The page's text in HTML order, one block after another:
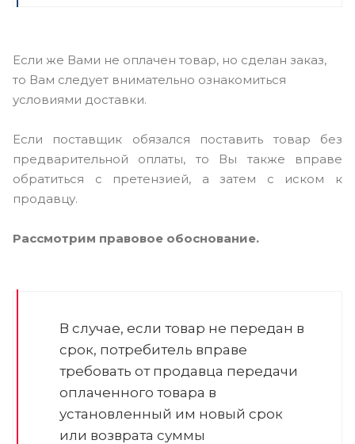
Если же Вами не оплачен товар, но сделан заказ,
то Вам следует внимательно ознакомиться
условиями доставки.
Если поставщик обязался поставить товар без
предварительной оплаты, то Вы также вправе
обратиться с претензией, а затем с иском к
продавцу.
Рассмотрим правовое обоснование.
В случае, если товар не передан в
срок, потребитель вправе
требовать от продавца передачи
оплаченного товара в
установленный им новый срок
или возврата суммы